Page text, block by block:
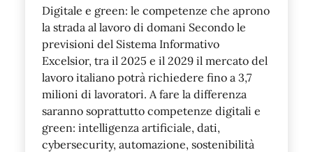
Digitale e green: le competenze che aprono
la strada al lavoro di domani Secondo le
previsioni del Sistema Informativo
Excelsior, tra il 2025 e il 2029 il mercato del
lavoro italiano potrà richiedere fino a 3,7
milioni di lavoratori. A fare la differenza
saranno soprattutto competenze digitali e
green: intelligenza artificiale, dati,
cybersecurity, automazione, sostenibilità